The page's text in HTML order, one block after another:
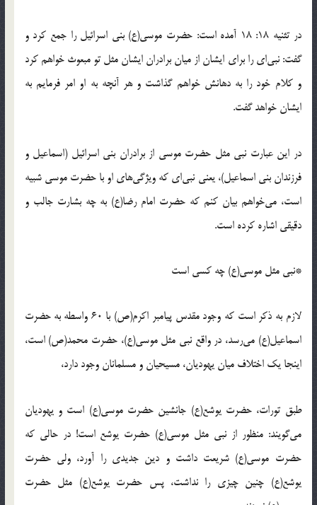
در تثنیه 18: 18 آمده است: حضرت موسی(ع) بنی اسرائیل را جمع کرد و
گفت: نبی‌ای‌ را برای‌ ایشان‌ از میان‌ برادران‌ ایشان‌ مثل‌ تو مبعوث‌ خواهم‌ کرد
و کلام‌ خود را به‌ دهانش‌ خواهم‌ گذاشت‌ و هر آنچه‌ به‌ او امر فرمایم‌ به‌
ایشان‌ خواهد گفت‌.
در این عبارت نبی مثل حضرت موسی از برادران بنی اسرائیل (اسماعیل و
فرزندان بنی اسماعیل)،‌ یعنی نبی‌ای که ویژگی‌های او با حضرت موسی شبیه
است، می‌خواهم بیان کنم که حضرت امام رضا(ع) به چه بشارت جالب و
دقیقی اشاره کرده است.
*نبی مثل موسی(ع) چه کسی است
لازم به ذکر است که وجود مقدس پیامبر اکرم(ص) با 60 واسطه به حضرت
اسماعیل(ع) می‌رسد، در واقع نبی مثل موسی(ع)، حضرت محمد(ص) است،
اینجا یک اختلاف میان یهودیان، مسیحیان و مسلمانان وجود دارد،
طبق تورات، حضرت یوشع(ع) جانشین حضرت موسی(ع) است و یهودیان
می‌گویند: منظور از نبی مثل موسی(ع) حضرت یوشع است! در حالی که
حضرت موسی(ع) شریعت داشت و دین جدیدی را آورد، ولی حضرت
یوشع(ع) چنین چیزی را نداشت، پس حضرت یوشع(ع) مثل حضرت